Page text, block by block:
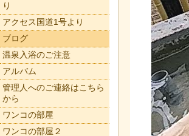
り
アクセス国道1号より
ブログ
温泉入浴のご注意
アルバム
管理人へのご連絡はこちら
から
ワンコの部屋
ワンコの部屋２